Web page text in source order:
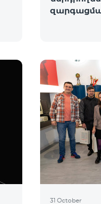
31 October